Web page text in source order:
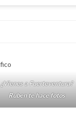
¿Vienes a Fuerteventura?
Ruben te hace fotos